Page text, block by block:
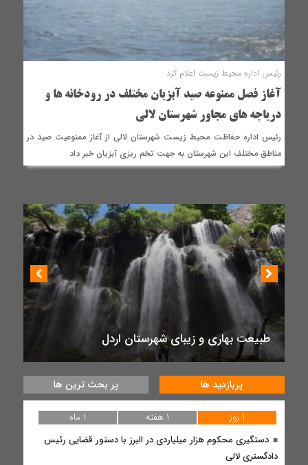
رئیس اداره محیط زیست اعلام کرد
آغاز فصل ممنوعه صید آبزیان مختلف در رودخانه ها و
دریاچه های مجاور شهرستان لالی
رئیس اداره حفاظت محیط زیست شهرستان لالی از آغاز ممنوعیت صید در
مناطق مختلف این شهرستان به جهت تخم ریزی آبزیان خبر داد
طبیعت بهاری و زیبای شهرستان اردل
پربازدید ها پر بحث ترین ها
۱ روز ۱ هفته
۱ ماه
دستگیری محکوم هزار میلیاردی در البرز با دستور قضایی رئیس
دادگستری لالی